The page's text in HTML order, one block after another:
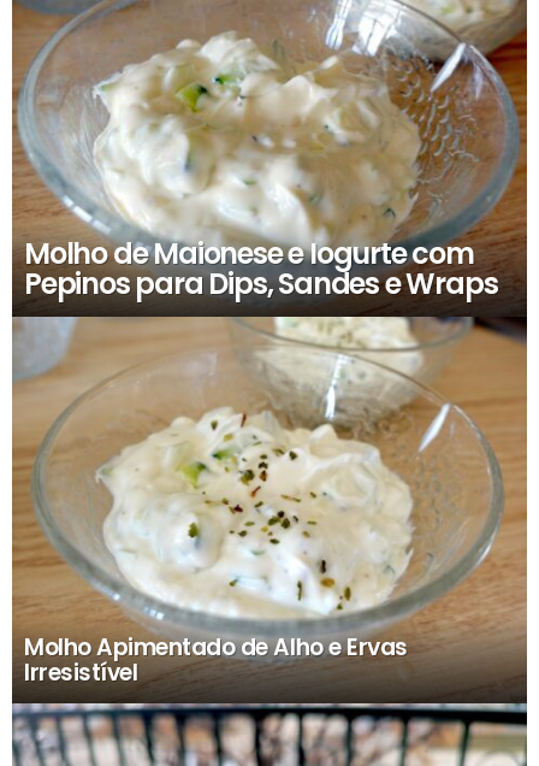
Molho de Maionese e Iogurte com
Pepinos para Dips, Sandes e Wraps
Molho Apimentado de Alho e Ervas
Irresistível